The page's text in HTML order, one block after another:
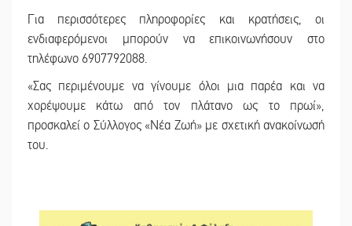
Για περισσότερες πληροφορίες και κρατήσεις, οι
ενδιαφερόμενοι μπορούν να επικοινωνήσουν στο
τηλέφωνο 6907792088.
«Σας περιμένουμε να γίνουμε όλοι μια παρέα και να
χορέψουμε κάτω από τον πλάτανο ως το πρωί»,
προσκαλεί ο Σύλλογος «Νέα Ζωή» με σχετική ανακοίνωσή
του.